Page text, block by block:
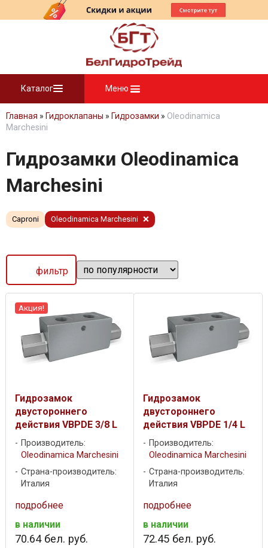
Каталог Меню
Главная » Гидроклапаны » Гидрозамки » Oleodinamica
Marchesini
Гидрозамки Oleodinamica
Marchesini
Caproni Oleodinamica Marchesini
фильтр
Акция!
Гидрозамок
двустороннего
действия VBPDE 3/8 L
Производитель:
Oleodinamica Marchesini
Страна-производитель:
Италия
подробнее
в наличии
70.64бел. руб.
Гидрозамок
двустороннего
действия VBPDE 1/4 L
Производитель:
Oleodinamica Marchesini
Страна-производитель:
Италия
подробнее
в наличии
72.45 бел. руб.